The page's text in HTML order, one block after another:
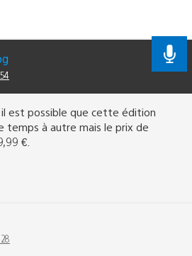
il est possible que cette édition
temps à autre mais le prix de
€.